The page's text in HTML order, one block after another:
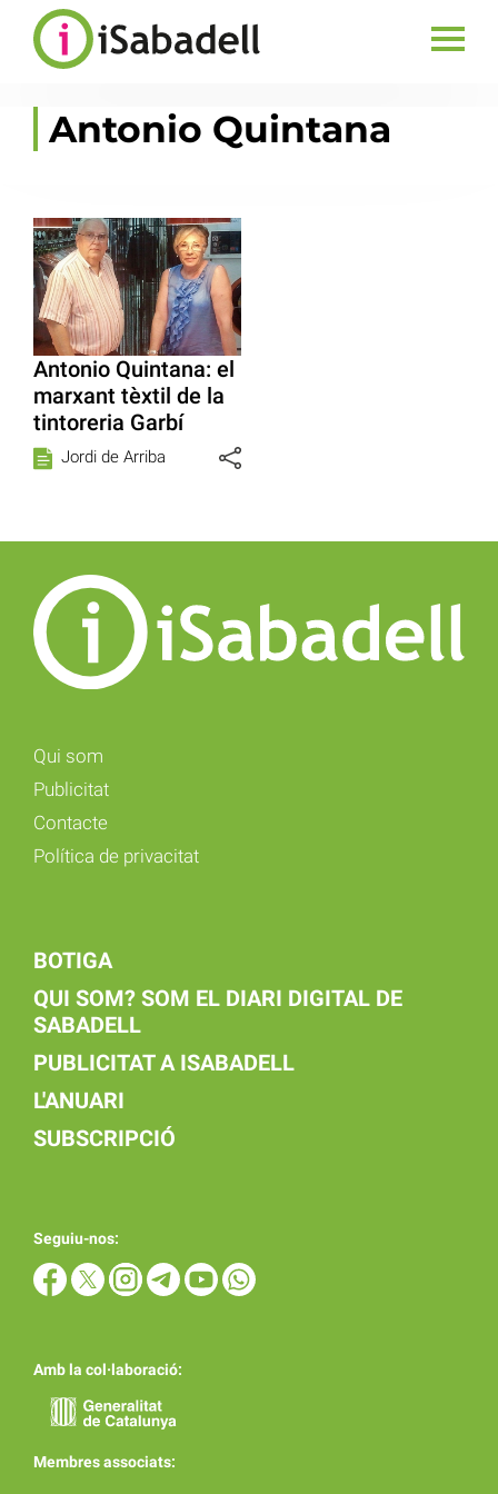
Antonio Quintana
Antonio Quintana: el
marxant tèxtil de la
tintoreria Garbí
Jordi de Arriba
Qui som
Publicitat
Contacte
Política de privacitat
BOTIGA
QUI SOM? SOM EL DIARI DIGITAL DE
SABADELL
PUBLICITAT A ISABADELL
L'ANUARI
SUBSCRIPCIÓ
Seguiu-nos:
Amb la col·laboració:
Membres associats: